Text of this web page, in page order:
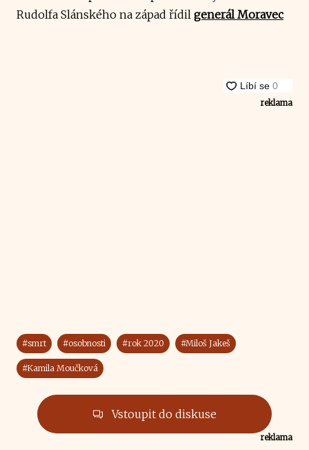
Rudolfa Slánského na západ řídil generál Moravec
reklama
#smrt #osobnosti #rok 2020 #Miloš Jakeš
#Kamila Moučková
Vstoupit do diskuse
reklama